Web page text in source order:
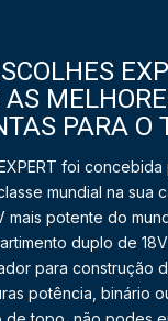
AS
PARA O
foi concebida
mundial na sua
mais potente do
duplo de
para construção
potência, binário